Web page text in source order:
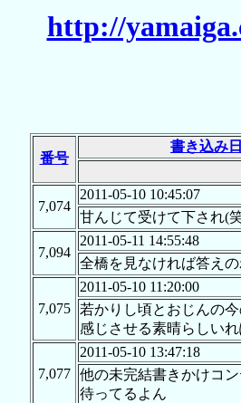
http://
番号
書き込み
7,074
2011-05-10 10:45:07
甘んじて受けて下され(
7,094
2011-05-11 14:55:48
全橋を見なければ答え
7,075
2011-05-10 11:20:00
若かりし頃とおじんの
感じさせる素晴らしい
7,077
2011-05-10 13:47:18
他の未完結書きかけコ
待ってるよん